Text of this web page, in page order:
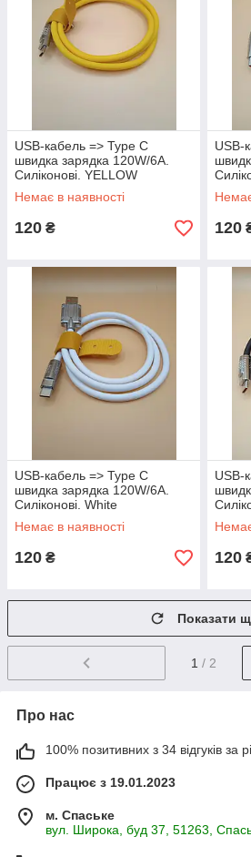
USB-кабель => Type C
швидка зарядка 120W/6A.
Силіконові. YELLOW
Немає в наявності
120 ₴
USB-
120
USB-кабель => Type C
швидка зарядка 120W/6A.
Силіконові. White
Немає в наявності
120 ₴
USB-
120
Показати
1 / 2
Про нас
100% позитивних з 34 відгуків за
Працює з 19.01.2023
м. Спаське
вул. Широка, буд 37, 51263,